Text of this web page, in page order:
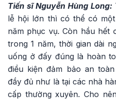
Tiến sĩ Nguyễn Hùng Long:
lễ hội lớn thì có thể có
năm phục vụ. Còn hầu hết
trong 1 năm, thời gian dài
uống ở đấy đúng là hoàn
điều kiện đảm bảo an
đầy đủ như là tại các nhà
cấp thường xuyên. Cho